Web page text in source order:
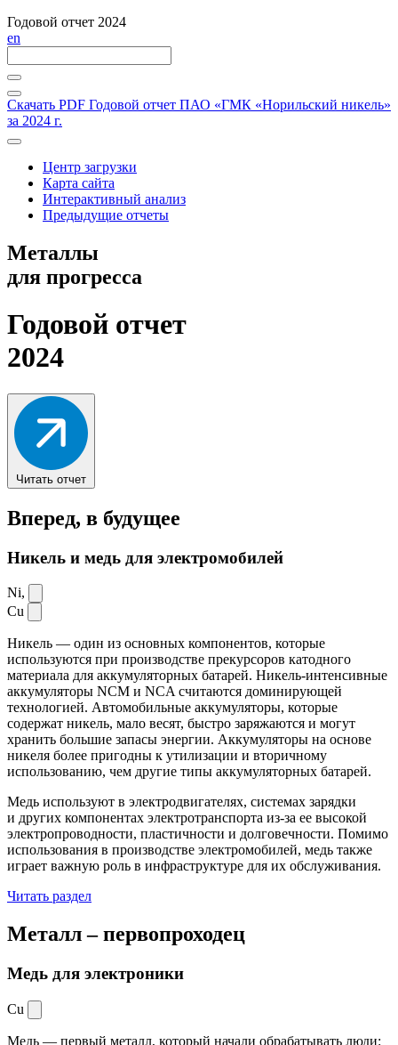
Годовой отчет 2024
en
Скачать PDF Годовой отчет ПАО «ГМК «Норильский никель»
за 2024 г.
Центр загрузки
Карта сайта
Интерактивный анализ
Предыдущие отчеты
Металлы
для прогресса
Годовой отчет
2024
Читать отчет
Вперед, в будущее
Никель и медь для электромобилей
Ni,
Cu
Никель — один из основных компонентов, которые
используются при производстве прекурсоров катодного
материала для аккумуляторных батарей. Никель-интенсивные
аккумуляторы NCM и NCA считаются доминирующей
технологией. Автомобильные аккумуляторы, которые
содержат никель, мало весят, быстро заряжаются и могут
хранить большие запасы энергии. Аккумуляторы на основе
никеля более пригодны к утилизации и вторичному
использованию, чем другие типы аккумуляторных батарей.
Медь используют в электродвигателях, системах зарядки
и других компонентах электротранспорта из-за ее высокой
электропроводности, пластичности и долговечности. Помимо
использования в производстве электромобилей, медь также
играет важную роль в инфраструктуре для их обслуживания.
Читать раздел
Металл –первопроходец
Медь для электроники
Cu
Медь — первый металл, который начали обрабатывать люди: